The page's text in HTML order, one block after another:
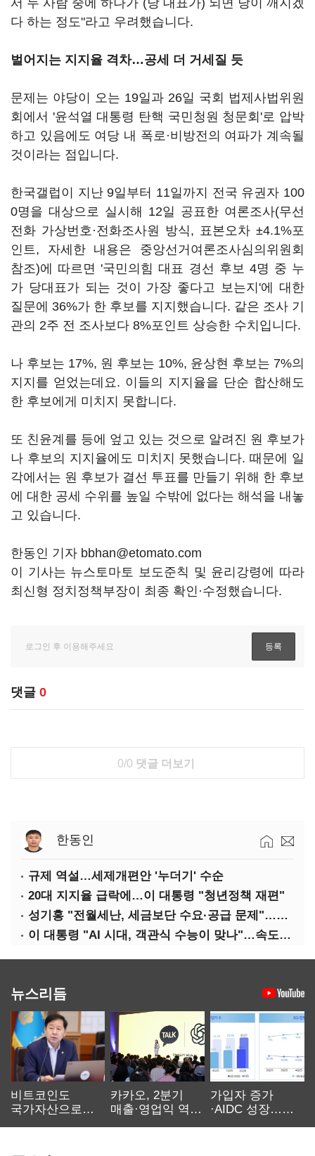
서 두 사람 중에 하나가 (당 대표가) 되면 당이 깨지겠
다 하는 정도"라고 우려했습니다.
벌어지는 지지율 격차…공세 더 거세질 듯
문제는 야당이 오는 19일과 26일 국회 법제사법위원
회에서 '윤석열 대통령 탄핵 국민청원 청문회'로 압박
하고 있음에도 여당 내 폭로·비방전의 여파가 계속될
것이라는 점입니다.
한국갤럽이 지난 9일부터 11일까지 전국 유권자 100
0명을 대상으로 실시해 12일 공표한 여론조사(무선
전화 가상번호·전화조사원 방식, 표본오차 ±4.1%포
인트, 자세한 내용은 중앙선거여론조사심의위원회
참조)에 따르면 '국민의힘 대표 경선 후보 4명 중 누
가 당대표가 되는 것이 가장 좋다고 보는지'에 대한
질문에 36%가 한 후보를 지지했습니다. 같은 조사 기
관의 2주 전 조사보다 8%포인트 상승한 수치입니다.
나 후보는 17%, 원 후보는 10%, 윤상현 후보는 7%의
지지를 얻었는데요. 이들의 지지율을 단순 합산해도
한 후보에게 미치지 못합니다.
또 친윤계를 등에 엎고 있는 것으로 알려진 원 후보가
나 후보의 지지율에도 미치지 못했습니다. 때문에 일
각에서는 원 후보가 결선 투표를 만들기 위해 한 후보
에 대한 공세 수위를 높일 수밖에 없다는 해석을 내놓
고 있습니다.
한동인 기자 bbhan@etomato.com
이 기사는 뉴스토마토 보도준칙 및 윤리강령에 따라
최신형 정치정책부장이 최종 확인·수정했습니다.
댓글 0
0/0 댓글 더보기
한동인
규제 역설…세제개편안 '누더기' 수순
20대 지지율 급락에…이 대통령 "청년정책 재편"
성기홍 "전월세난, 세금보단 수요·공급 문제"…닥공 시사
이 대통령 "AI 시대, 객관식 수능이 맞나"…속도전 '경계'
뉴스리듬
비트코인도
국가자산으로…'
카카오, 2분기
매출·영업익 역대
가입자 증가
·AIDC 성장…